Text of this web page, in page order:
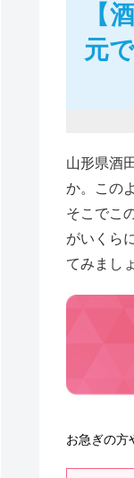
【
元
山形県酒
か。この
そこでこ
がいくら
てみまし
お急ぎの方